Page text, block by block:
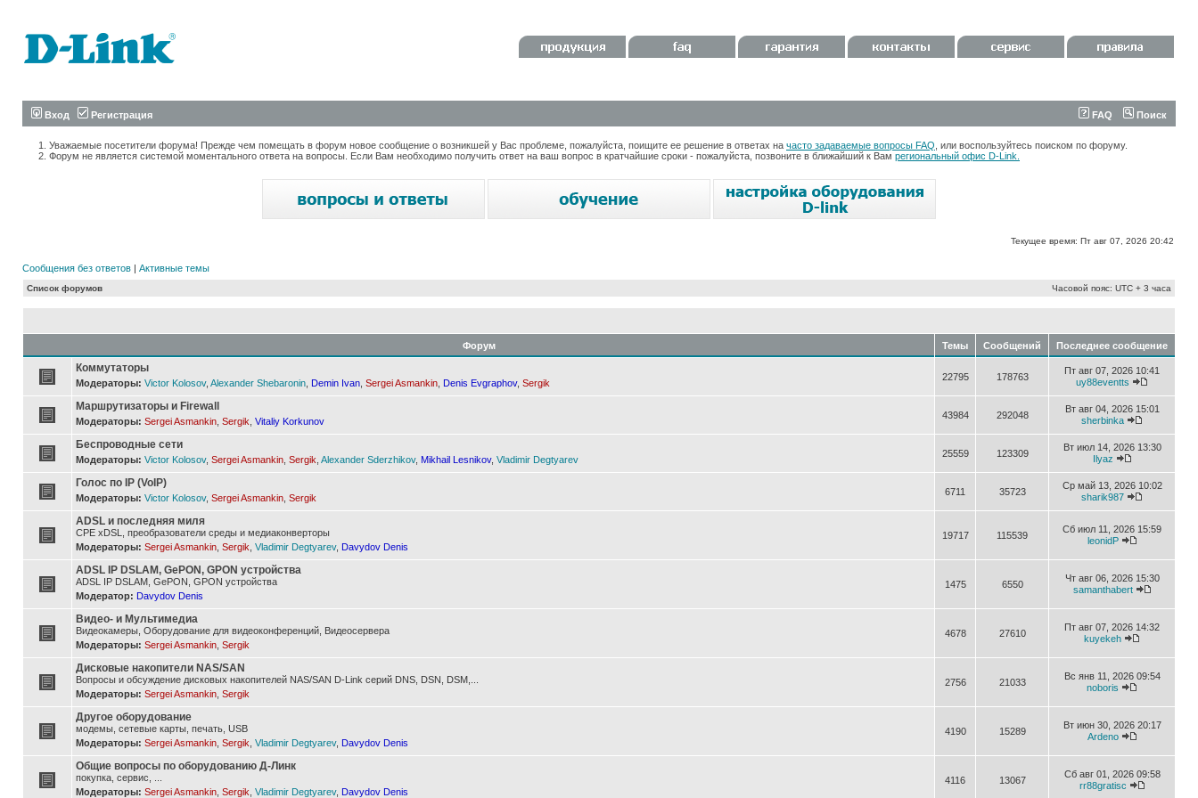
Вход Регистрация FAQ Поиск
Уважаемые посетители форума! Прежде чем помещать в форум новое сообщение о возникшей у Вас проблеме, пожалуйста, поищите ее решение в ответах на часто задаваемые вопросы FAQ , или воспользуйтесь поиском по форуму.
Форум не является системой моментального ответа на вопросы. Если Вам необходимо получить ответ на ваш вопрос в кратчайшие сроки - пожалуйста, позвоните в ближайший к Вам региональный офис D-Link.
Текущее время: Пт авг 07, 2026 20:42
Сообщения без ответов | Активные темы
Список форумов Часовой пояс: UTC + 3 часа
Форум Темы Сообщений Последнее сообщение
Коммутаторы
Модераторы: Victor Kolosov, Alexander Shebaronin Demin Ivan Sergei Asmankin Denis Evgraphov, Sergik
22795 178763
Пт авг 07, 2026 10:41
uy88eventts
Маршрутизаторы и Firewall
Модераторы: Sergei Asmankin Sergik Vitaliy Korkunov
43984 292048
Вт авг 04, 2026 15:01
sherbinka
Беспроводные сети
Модераторы: Victor Kolosov, Sergei Asmankin Sergik Alexander Sderzhikov, Mikhail Lesnikov, Vladimir Degtyarev
25559 123309
Вт июл 14, 2026 13:30
Ilyaz
Голос по IP (VoIP)
Модераторы: Victor Kolosov, Sergei Asmankin Sergik
6711 35723
Ср май 13, 2026 10:02
sharik987
ADSL и последняя миля
CPE xDSL, преобразователи среды и медиаконверторы
Модераторы: Sergei Asmankin Sergik Vladimir Degtyarev, Davydov Denis
19717 115539
Сб июл 11, 2026 15:59
leonidP
ADSL IP DSLAM, GePON, GPON устройства
ADSL IP DSLAM, GePON, GPON устройства
Модератор: Davydov Denis
1475 6550
Чт авг 06, 2026 15:30
samanthabert
Видео- и Мультимедиа
Видеокамеры, Оборудование для видеоконференций, Видеосервера
Модераторы: Sergei Asmankin Sergik
4678 27610
Пт авг 07, 2026 14:32
kuyekeh
Дисковые накопители NAS/SAN
Вопросы и обсуждение дисковых накопителей NAS/SAN D-Link серий DNS, DSN, DSM,...
Модераторы: Sergei Asmankin Sergik
2756 21033
Вс янв 11, 2026 09:54
noboris
Другое оборудование
модемы, сетевые карты, печать, USB
Модераторы: Sergei Asmankin Sergik Vladimir Degtyarev, Davydov Denis
4190 15289
Вт июн 30, 2026 20:17
Ardeno
Общие вопросы по оборудованию Д-Линк
покупка, сервис, ...
Модераторы: Sergei Asmankin Sergik Vladimir Degtyarev, Davydov Denis
4116 13067
Сб авг 01, 2026 09:58
rr88gratisc